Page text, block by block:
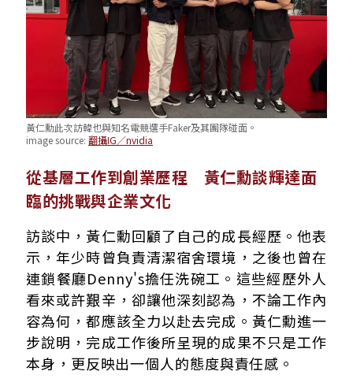
黃仁勳此次訪韓也與知名電競選手Faker及其團隊碰面。
image source: 翻攝IG／nvidia
從基層工作到創業歷程 黃仁勳談輝達面
臨的挑戰與企業文化
訪談中，黃仁勳回顧了自己的成長經歷。他表
示，年少時曾負責清潔宿舍環境，之後也曾在
連鎖餐廳Denny's擔任洗碗工。這些經歷外人
看來或許艱辛，卻讓他深刻認為，不論工作內
容為何，都應該全力以赴去完成。黃仁勳進一
步說明，完成工作後所呈現的成果不只是工作
本身，更反映出一個人的態度與責任感。